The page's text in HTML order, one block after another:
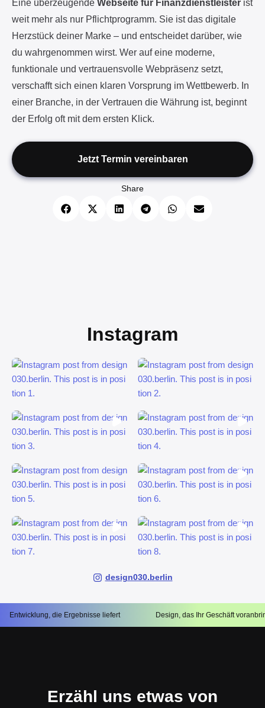
Eine überzeugende Webseite für Finanzdienstleister ist
weit mehr als nur Pflichtprogramm. Sie ist das digitale
Herzstück deiner Marke – und entscheidet darüber, wie
du wahrgenommen wirst. Wer auf eine moderne,
funktionale und vertrauensvolle Webpräsenz setzt,
verschafft sich einen klaren Vorsprung im Wettbewerb. In
einer Branche, in der Vertrauen die Währung ist, beginnt
der Erfolg oft mit dem ersten Klick.
Jetzt Termin vereinbaren
Share
Instagram
design030.berlin
die Ergebnisse liefert Design, das Ihr Geschäft voranbringt
Erzähl uns etwas von